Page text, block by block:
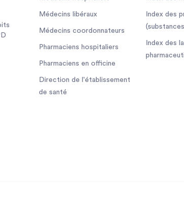
Médecins libéraux
Médecins coordonnateurs
Pharmaciens hospitaliers
Pharmaciens en officine
Direction de l'établissement
de santé
Index des
Index des